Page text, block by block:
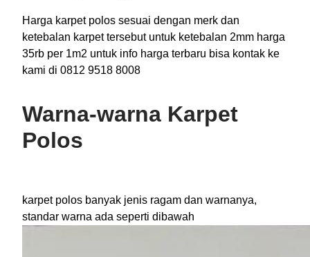
Harga karpet polos sesuai dengan merk dan
ketebalan karpet tersebut untuk ketebalan 2mm harga
35rb per 1m2 untuk info harga terbaru bisa kontak ke
kami di 0812 9518 8008
Warna-warna Karpet
Polos
karpet polos banyak jenis ragam dan warnanya,
standar warna ada seperti dibawah